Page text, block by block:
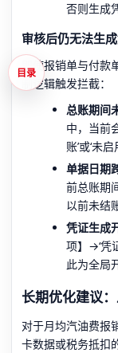
否则生成
审核后仍无法生
即使报销单与付款
制逻辑触发拦截：
总账期间
中，当前
账’或‘未
单据日期
前总账期
以前未结
凭证生成
项】→‘凭
此为全局
长期优化建议
对于月均汽油费报
卡数据或税务抵扣
目录